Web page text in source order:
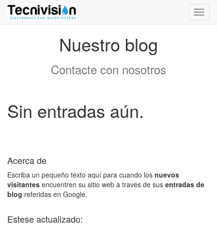
Nuestro blog
Contacte con nosotros
Sin entradas aún.
Acerca de
Escriba un pequeño texto aquí para cuando los nuevos
visitantes encuentren su sitio web a través de sus entradas de
blog referidas en Google.
Estese actualizado: